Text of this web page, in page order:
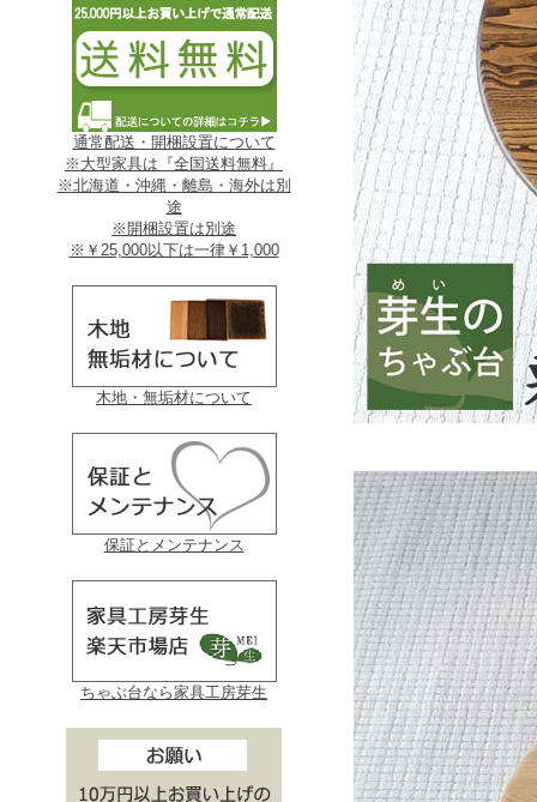
通常配送・開梱設置について
※大型家具は『全国送料無料』
※北海道・沖縄・離島・海外は別
途
※開梱設置は別途
※￥25,000以下は一律￥1,000
木地・無垢材について
保証とメンテナンス
ちゃぶ台なら家具工房芽生